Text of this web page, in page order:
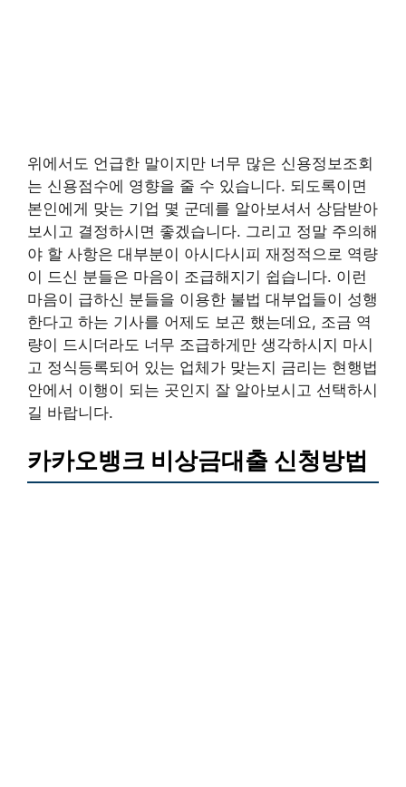
위에서도 언급한 말이지만 너무 많은 신용정보조회
는 신용점수에 영향을 줄 수 있습니다. 되도록이면
본인에게 맞는 기업 몇 군데를 알아보셔서 상담받아
보시고 결정하시면 좋겠습니다. 그리고 정말 주의해
야 할 사항은 대부분이 아시다시피 재정적으로 역량
이 드신 분들은 마음이 조급해지기 쉽습니다. 이런
마음이 급하신 분들을 이용한 불법 대부업들이 성행
한다고 하는 기사를 어제도 보곤 했는데요, 조금 역
량이 드시더라도 너무 조급하게만 생각하시지 마시
고 정식등록되어 있는 업체가 맞는지 금리는 현행법
안에서 이행이 되는 곳인지 잘 알아보시고 선택하시
길 바랍니다.
카카오뱅크 비상금대출 신청방법